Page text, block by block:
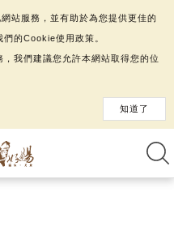
站服務，並有助於為您提供更佳的
的Cookie使用政策。
我們建議您允許本網站取得您的位
知道了